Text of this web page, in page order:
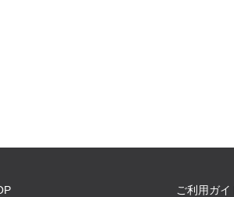
ご利用ガイ